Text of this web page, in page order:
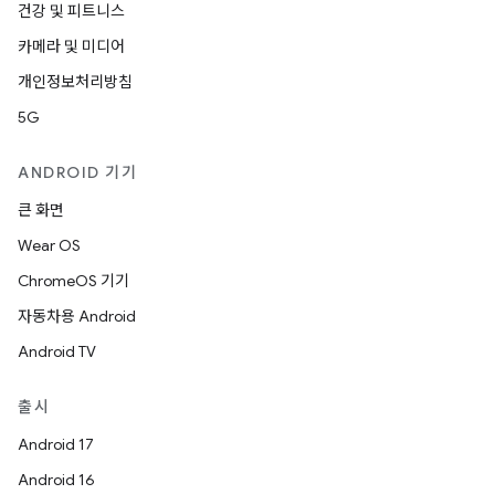
건강 및 피트니스
카메라 및 미디어
개인정보처리방침
5G
ANDROID 기기
큰 화면
Wear OS
ChromeOS 기기
자동차용 Android
Android TV
출시
Android 17
Android 16